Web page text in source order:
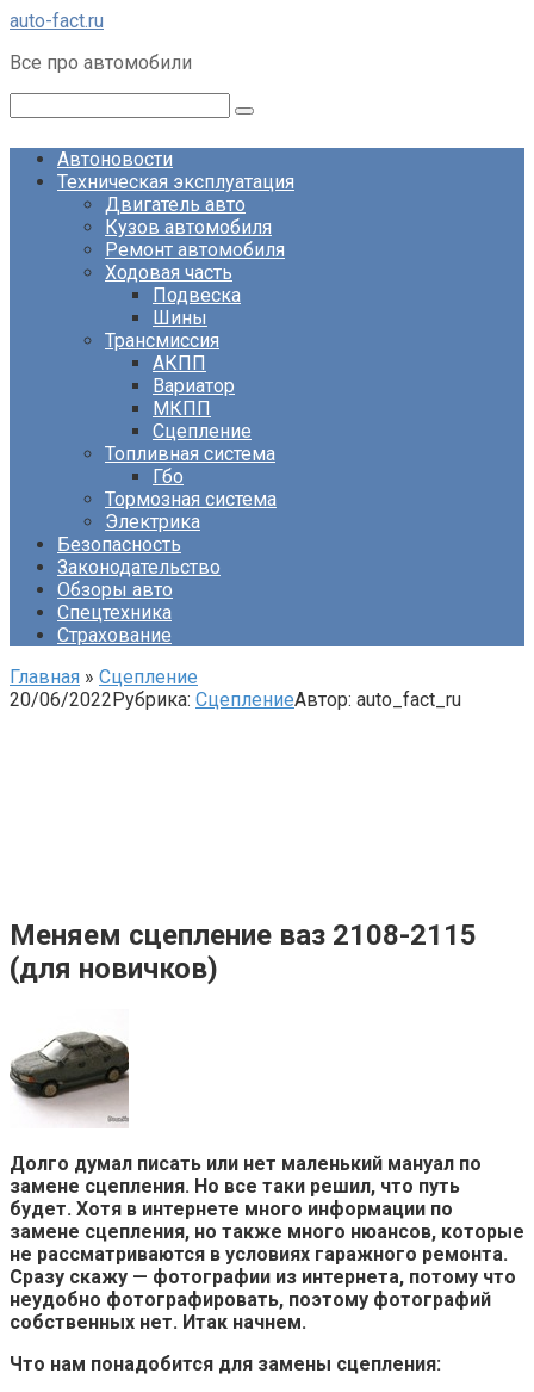
Перейти
контенту
auto-fact.ru
Все про автомобили
Автоновости
Техническая эксплуатация
Двигатель авто
Кузов автомобиля
Ремонт автомобиля
Ходовая часть
Подвеска
Шины
Трансмиссия
АКПП
Вариатор
МКПП
Сцепление
Топливная система
Гбо
Тормозная система
Электрика
Безопасность
Законодательство
Обзоры авто
Спецтехника
Страхование
Главная » Сцепление
20/06/2022Рубрика: СцеплениеАвтор: auto_fact_ru
Меняем сцепление ваз 2108-2115
(для новичков)
Долго думал писать или нет маленький мануал по
замене сцепления. Но все таки решил, что путь
будет. Хотя в интернете много информации по
замене сцепления, но также много нюансов, которые
не рассматриваются в условиях гаражного ремонта.
Сразу скажу — фотографии из интернета, потому что
неудобно фотографировать, поэтому фотографий
собственных нет. Итак начнем.
Что нам понадобится для замены сцепления: